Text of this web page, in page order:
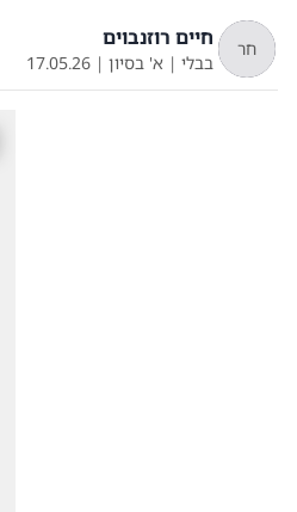
חר חיים רוזנבוים
בבלי | א' בסיון |
17.05.26